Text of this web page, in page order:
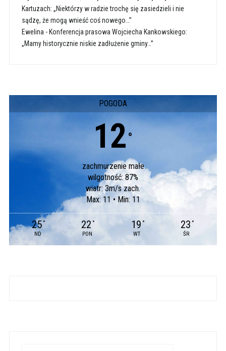
Kartuzach: „Niektórzy w radzie trochę się zasiedzieli i nie
sądzę, że mogą wnieść coś nowego…”
Ewelina - Konferencja prasowa Wojciecha Kankowskiego:
„Mamy historycznie niskie zadłużenie gminy…”
POGODA
12 °
zachmurzenie małe
wilgotność: 87%
wiatr: 3m/s zach.
Max: 11 • Min: 11
25 °
ND
22 °
PON
19 °
WT
23 °
ŚR